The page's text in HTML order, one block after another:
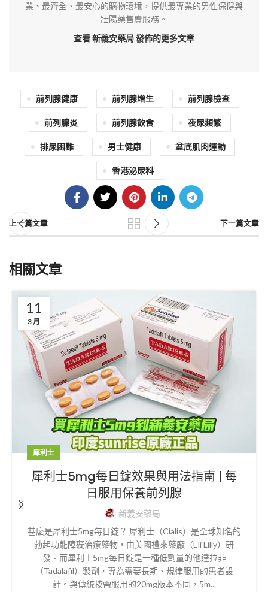
業、最齊全、最安心的購物環境，提供最專業的男性保健與
壯陽藥售賣服務。
查看 新義安藥局發佈的更多文章
前列腺健康 前列腺增生 前列腺檢查
前列腺炎 前列腺飲食 夜尿頻繁
排尿困難 男士健康 盆底肌肉運動
香港泌尿科
上一篇文章 下一篇文章
相關文章
11
3 月
犀利士
犀利士5mg每日錠效果與用法指南 | 每
日服用保養前列腺
新義安藥局
甚麼是犀利士5mg每日錠？ 犀利士（Cialis）是全球知名的
勃起功能障礙治療藥物，由美國禮來藥廠（Eli Lilly）研
發。而犀利士5mg每日錠是一種低劑量的他達拉非
（Tadalafil）製劑，專為需要長期、規律服用的患者設
計。與傳統按需服用的20mg版本不同，5m...